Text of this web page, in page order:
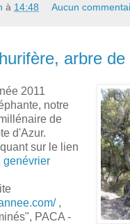
à 14:48 Aucun
arbre
2011
notre
de
d'Azur.
sur le lien
genévrier
,
PACA -